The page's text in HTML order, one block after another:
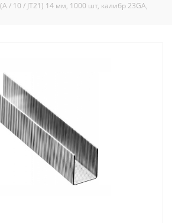
/ 10 / JT21) 14 мм, 1000 шт, калибр 23GA,